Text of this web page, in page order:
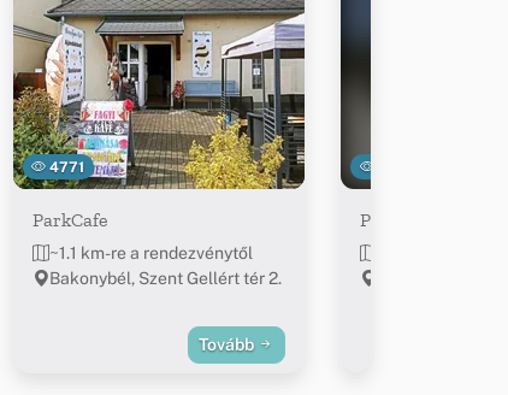
4771
ParkCafe
~1.1 km-re a rendezvénytől
Bakonybél, Szent Gellért tér 2.
Tovább
Pikoló Vendéglő